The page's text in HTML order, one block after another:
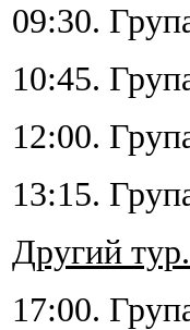
09:30.
10:45.
12:00.
13:15.
Другий
17:00.